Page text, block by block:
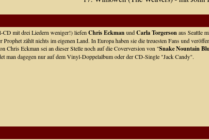
CD mit drei Liedern weniger!) liefen Chris EckmanundCarla Torgersonaus Seattle
Prophet zählt nichts im eigenen Land. In Europa haben sie die treuesten Fans und
Chris Eckman sei an dieser Stelle noch auf die Coverversion von "Snake Nountain
man dagegen nur auf dem Vinyl-Doppelalbum oder der CD-Single "Jack Candy".